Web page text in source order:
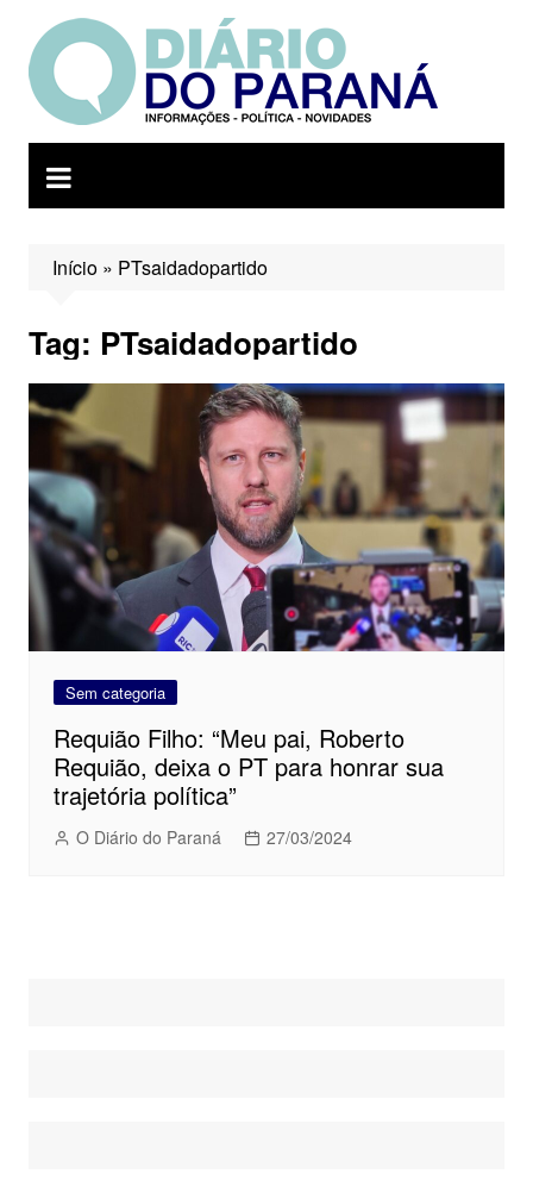
para
conteúdo
Início» PTsaidadopartido
Tag: PTsaidadopartido
Sem categoria
Requião Filho: “Meu pai, Roberto
Requião, deixa o PT para honrar sua
trajetória política”
O Diário do Paraná 27/03/2024